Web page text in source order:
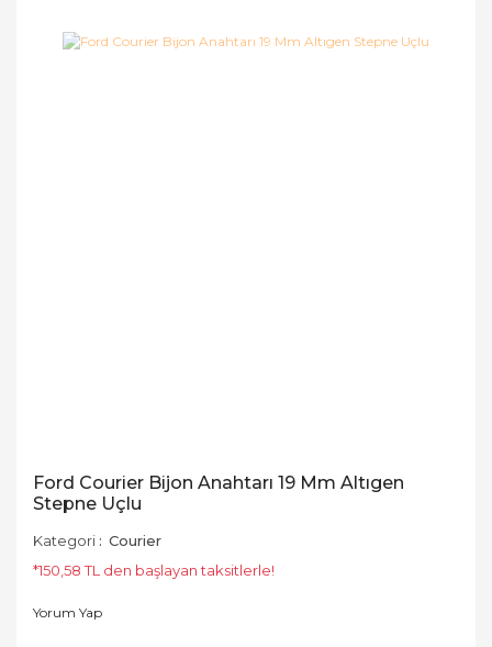
Ford Courier Bijon Anahtarı 19 Mm Altıgen
Stepne Uçlu
Kategori
Courier
*150,58 TL den başlayan taksitlerle!
Yorum Yap